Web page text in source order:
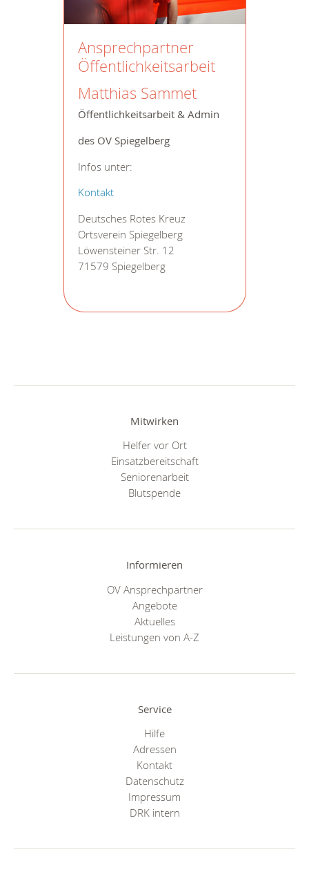
Ansprechpartner
Öffentlichkeitsarbeit
Matthias Sammet
Öffentlichkeitsarbeit & Admin
des OV Spiegelberg
Infos unter:
Kontakt
Deutsches Rotes Kreuz
Ortsverein Spiegelberg
Löwensteiner Str. 12
71579 Spiegelberg
Mitwirken
Helfer vor Ort
Einsatzbereitschaft
Seniorenarbeit
Blutspende
Informieren
OV Ansprechpartner
Angebote
Aktuelles
Leistungen von A-Z
Service
Hilfe
Adressen
Kontakt
Datenschutz
Impressum
DRK intern